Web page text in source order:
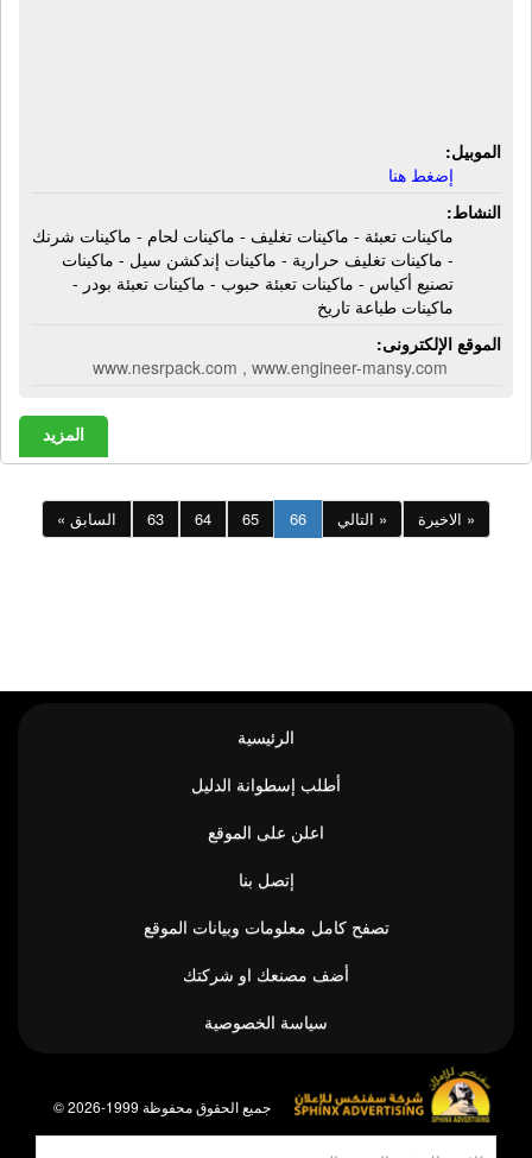
الموبيل:
إضغط هنا
النشاط:
ماكينات تعبئة - ماكينات تغليف - ماكينات لحام - ماكينات شرنك
- ماكينات تغليف حرارية - ماكينات إندكشن سيل - ماكينات
تصنيع أكياس - ماكينات تعبئة حبوب - ماكينات تعبئة بودر -
ماكينات طباعة تاريخ
الموقع الإلكترونى:
www.nesrpack.com , www.engineer-mansy.com
المزيد
« السابق 63 64 65 66 التالي » الاخيرة »
الرئيسية
أطلب إسطوانة الدليل
اعلن على الموقع
إتصل بنا
تصفح كامل معلومات وبيانات الموقع
أضف مصنعك او شركتك
سياسة الخصوصية
© جميع الحقوق محفوظة 1999-2026